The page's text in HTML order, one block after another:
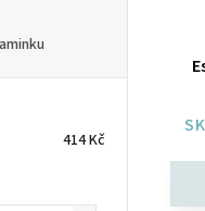
414Kč